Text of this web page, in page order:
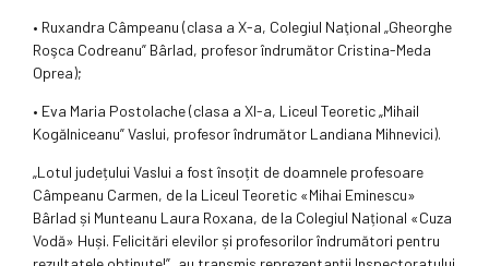
• Ruxandra Câmpeanu (clasa a X-a, Colegiul Naţional „Gheorghe
Roşca Codreanu” Bârlad, profesor îndrumător Cristina-Meda
Oprea);
• Eva Maria Postolache (clasa a XI-a, Liceul Teoretic „Mihail
Kogălniceanu” Vaslui, profesor îndrumător Landiana Mihnevici).
„Lotul județului Vaslui a fost însoțit de doamnele profesoare
Câmpeanu Carmen, de la Liceul Teoretic «Mihai Eminescu»
Bârlad și Munteanu Laura Roxana, de la Colegiul Național «Cuza
Vodă» Huși. Felicitări elevilor și profesorilor îndrumători pentru